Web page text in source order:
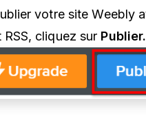
votre site Weebly
cliquez sur Publier.